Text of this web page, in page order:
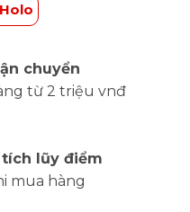
chuyển
từ 2 triệu vnđ
lũy điểm
mua hàng